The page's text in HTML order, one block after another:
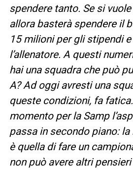
spendere tanto. Se si vuole
allora basterà spendere il
15 milioni per gli stipendi
l’allenatore. A questi
hai una squadra che può
A? Ad oggi avresti una
queste condizioni, fa
momento per la Samp
passa in secondo piano: la
è quella di fare un
non può avere altri